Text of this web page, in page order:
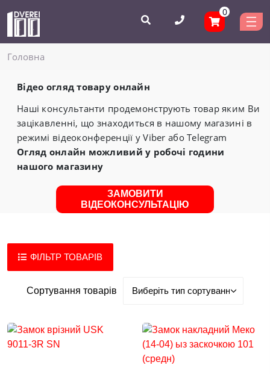
0
Головнa
Відео огляд товару онлайн
Наші консультанти продемонструють товар яким Ви
зацікавленні, що знаходиться в нашому магазині в
режимі відеоконференції у Viber або Telegram
Огляд онлайн можливий у робочі години
нашого магазину
ЗАМОВИТИ
ВІДЕОКОНСУЛЬТАЦІЮ
ФІЛЬТР ТОВАРІВ
Сортування товарів